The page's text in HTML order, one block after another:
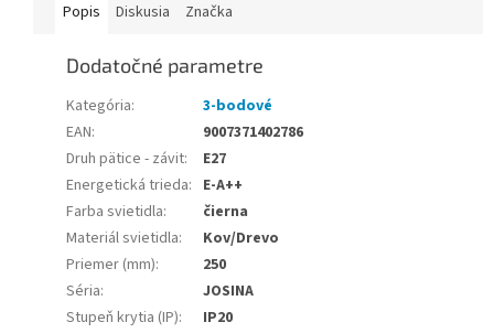
Popis Diskusia Značka
Dodatočné parametre
Kategória:
3-bodové
EAN:
9007371402786
Druh pätice - závit:
E27
Energetická trieda: E-A++
Farba svietidla:
čierna
Materiál svietidla:
Kov/Drevo
Priemer (mm):
250
Séria:
JOSINA
Stupeň krytia (IP): IP20